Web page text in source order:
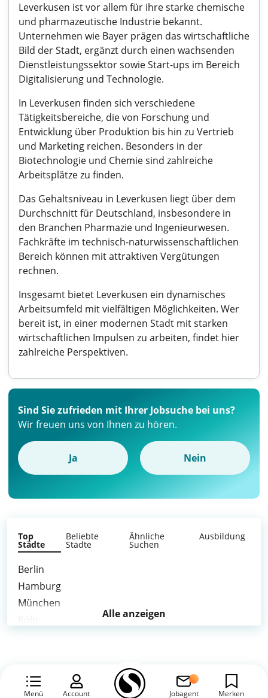
Leverkusen ist vor allem für ihre starke chemische
und pharmazeutische Industrie bekannt.
Unternehmen wie Bayer prägen das wirtschaftliche
Bild der Stadt, ergänzt durch einen wachsenden
Dienstleistungssektor sowie Start-ups im Bereich
Digitalisierung und Technologie.
In Leverkusen finden sich verschiedene
Tätigkeitsbereiche, die von Forschung und
Entwicklung über Produktion bis hin zu Vertrieb
und Marketing reichen. Besonders in der
Biotechnologie und Chemie sind zahlreiche
Arbeitsplätze zu finden.
Das Gehaltsniveau in Leverkusen liegt über dem
Durchschnitt für Deutschland, insbesondere in
den Branchen Pharmazie und Ingenieurwesen.
Fachkräfte im technisch-naturwissenschaftlichen
Bereich können mit attraktiven Vergütungen
rechnen.
Insgesamt bietet Leverkusen ein dynamisches
Arbeitsumfeld mit vielfältigen Möglichkeiten. Wer
bereit ist, in einer modernen Stadt mit starken
wirtschaftlichen Impulsen zu arbeiten, findet hier
zahlreiche Perspektiven.
Menü Account Jobagent Merken
Sind Sie zufrieden mit Ihrer Jobsuche bei uns?
Wir freuen uns von Ihnen zu hören.
Ja Nein
Top
Städte
Beliebte
Städte
Ähnliche
Suchen
Ausbildung
Berlin
Hamburg
München
Leipzig
Alle anzeigen